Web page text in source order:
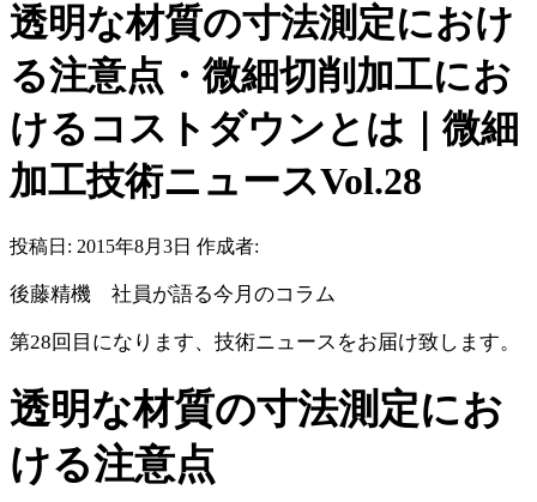
透明な材質の寸法測定におけ
る注意点・微細切削加工にお
けるコストダウンとは｜微細
加工技術ニュースVol.28
投稿日: 2015年8月3日 作成者:
後藤精機 社員が語る今月のコラム
第28回目になります、技術ニュースをお届け致します。
透明な材質の寸法測定にお
ける注意点